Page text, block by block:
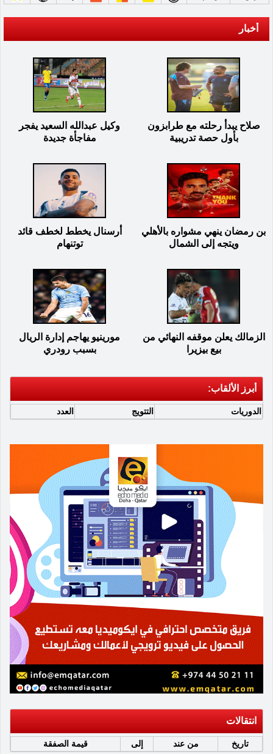
أخبار
صلاح يبدأ رحلته مع طرابزون
بأول حصة تدريبية
وكيل عبدالله السعيد يفجر
مفاجأة جديدة
بن رمضان ينهي مشواره بالأهلي
ويتجه إلى الشمال
أرسنال يخطط لخطف قائد
توتنهام
الزمالك يعلن موقفه النهائي من
بيع بيزيرا
مورينيو يهاجم إدارة الريال
بسبب رودري
أبرز الألقاب:
الدوريات التتويج العدد
انتقالات
تاريخ من عند إلى قيمة الصفقة